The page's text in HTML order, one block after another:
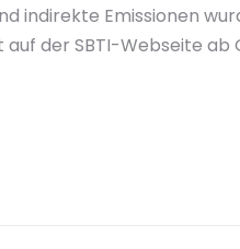
indirekte Emissionen
auf der SBTI-Webseite ab